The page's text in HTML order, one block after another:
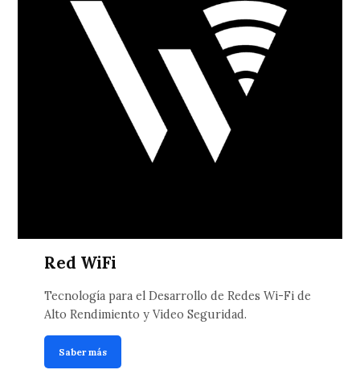
Red WiFi
Tecnología para el Desarrollo de Redes Wi-Fi de
Alto Rendimiento y Video Seguridad.
Saber más